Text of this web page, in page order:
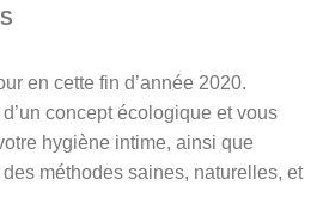
en cette fin d’année 2020.
concept écologique et vous
hygiène intime, ainsi que
méthodes saines, naturelles, et